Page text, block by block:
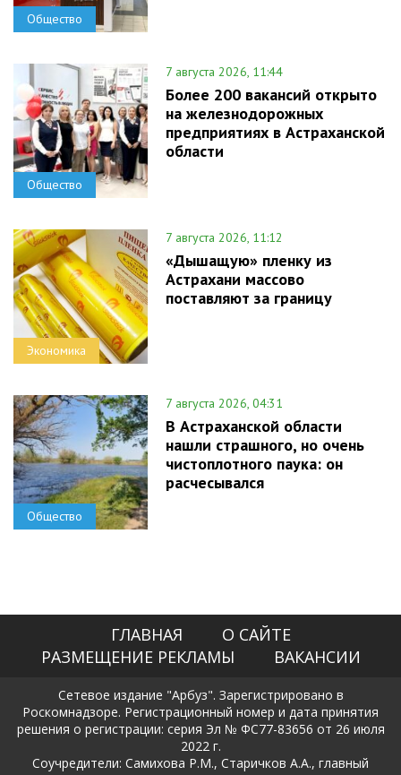
Общество
Общество
7 августа 2026, 11:44
Более 200 вакансий открыто
на железнодорожных
предприятиях в Астраханской
области
Экономика
7 августа 2026, 11:12
«Дышащую» пленку из
Астрахани массово
поставляют за границу
Общество
7 августа 2026, 04:31
В Астраханской области
нашли страшного, но очень
чистоплотного паука: он
расчесывался
ГЛАВНАЯ
О САЙТЕ
РАЗМЕЩЕНИЕ РЕКЛАМЫ
ВАКАНСИИ
Сетевое издание "Арбуз". Зарегистрировано в
Роскомнадзоре. Регистрационный номер и дата принятия
решения о регистрации: серия Эл № ФС77-83656 от 26 июля
2022 г.
Соучредители: Самихова Р.М., Старичков А.А., главный